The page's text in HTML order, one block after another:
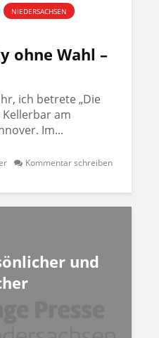
NIEDERSACHSEN
ohne Wahl –
ich betrete „Die
Kellerbar am
Im...
Kommentar schreiben
und